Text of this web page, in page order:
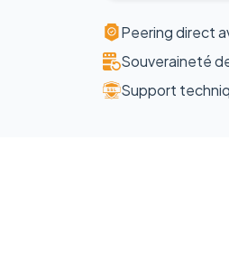
Peering direct
Souveraineté
Support